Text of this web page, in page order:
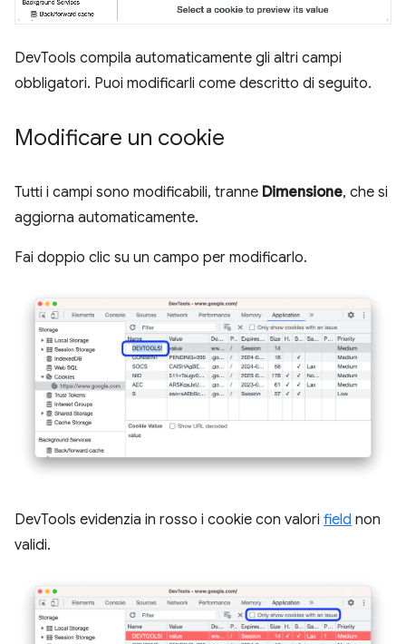
DevTools compila automaticamente gli altri campi
obbligatori. Puoi modificarli come descritto di seguito.
Modificare un cookie
Tutti i campi sono modificabili, tranne Dimensione, che si
aggiorna automaticamente.
Fai doppio clic su un campo per modificarlo.
DevTools evidenzia in rosso i cookie con valori field non
validi.